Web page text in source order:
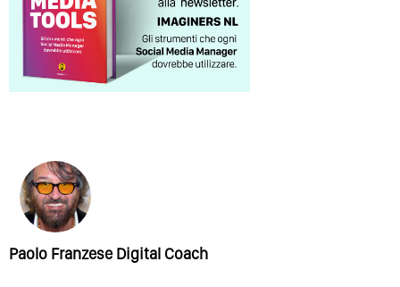
Paolo Franzese Digital Coach